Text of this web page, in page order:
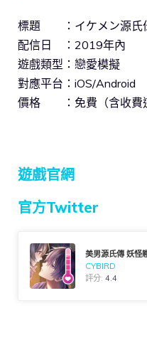
標題 ：イケメン源氏
配信日 ：2019年內
遊戲類型：戀愛模擬
對應平台：iOS/Android
價格 ：免費（含收費
遊戲官網
官方Twitter
美男源氏傳 妖怪
CYBIRD
評分:4.4